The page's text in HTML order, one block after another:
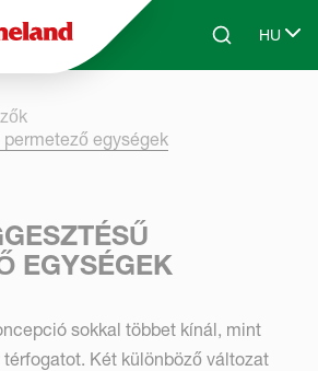
Skip to main contentSearchHU
Select
egységek
EGYSÉGEK
sokkal többet kínál, mint
Két különböző változat